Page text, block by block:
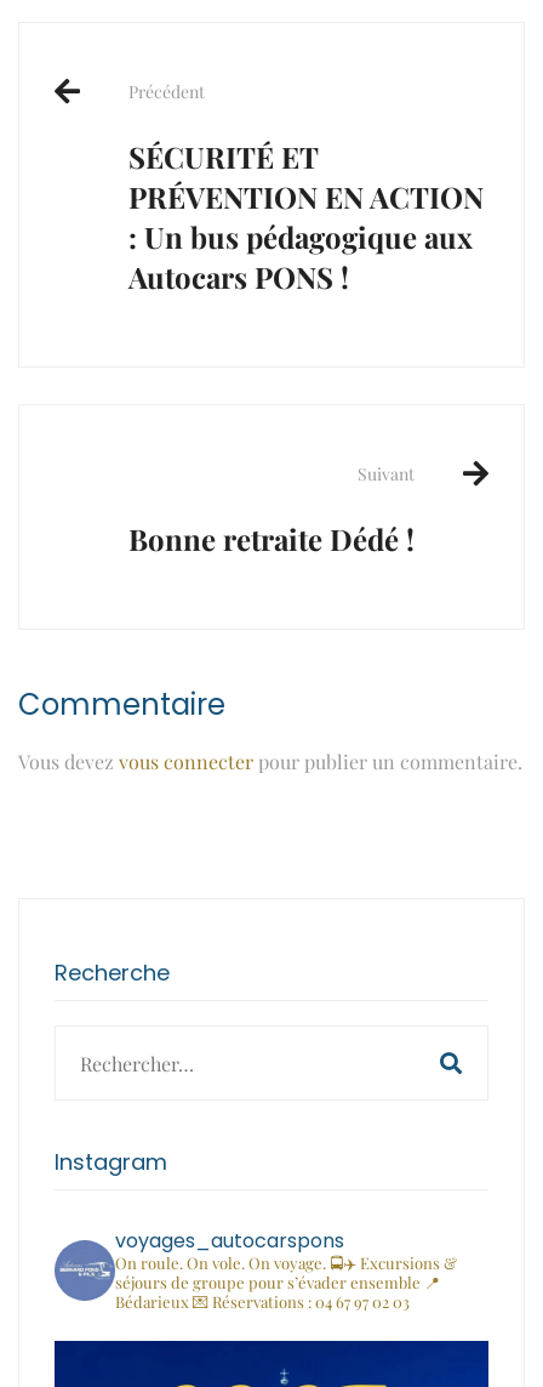
navigation
Précédent
SÉCURITÉ ET
PRÉVENTION EN ACTION
: Un bus pédagogique aux
Autocars PONS !
Suivant
Bonne retraite Dédé !
Commentaire
Vous devez vous connecter pour publier un commentaire.
Recherche
for:
Instagram
voyages_autocarspons
On roule. On vole. On voyage. 🚍✈️ Excursions &
séjours de groupe pour s’évader ensemble 📍
Bédarieux 💌 Réservations : 04 67 97 02 03